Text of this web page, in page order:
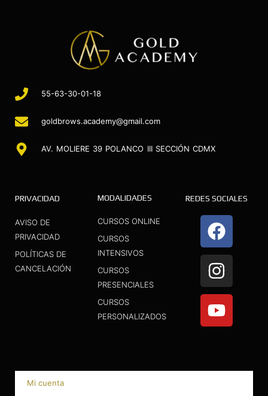
55-63-30-01-18
goldbrows.academy@gmail.com
AV. MOLIERE 39 POLANCO III SECCIÓN CDMX
PRIVACIDAD
AVISO DE
PRIVACIDAD
POLÍTICAS DE
CANCELACIÓN
MODALIDADES
CURSOS ONLINE
CURSOS
INTENSIVOS
CURSOS
PRESENCIALES
CURSOS
PERSONALIZADOS
REDES SOCIALES
F
a
c
e
b
o
o
I
n
s
t
a
g
r
m
Y
o
u
t
u
b
e
Mi cuenta